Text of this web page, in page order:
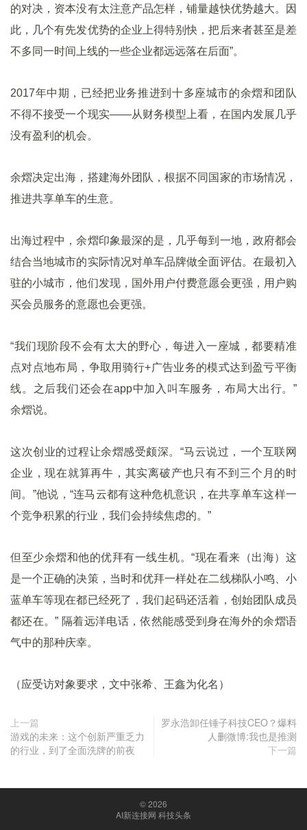
的对决，资本没有太注意产品怎样，铺量越快优势越大。因
此，几个有先发优势的企业上得特别快，把后来者甚至是差
不多同一时间上线的一些企业都远远落在后面”。
2017年中期，已经把业务推进到十多座城市的余熠和团队
不得不接受一个现实——从财务模型上看，在国内发展几乎
没有盈利的机会。
余熠决定出海，搭建海外团队，根据不同国家的市场情况，
推进共享单车的生意。
出海过程中，余熠印象最深的是，几乎每到一地，政府都会
结合当地城市的实际情况对单车品牌做全面评估。在最初入
驻的小城市，他们发现，国外用户付费意愿会更强，用户购
买会员服务的意愿也会更强。
“我们现阶段不会有太大的野心，每进入一座城，都要精准
点对点地布局，争取用骑行+广告业务的模式达到盈亏平衡
线。之后我们还会在app中加入叫车服务，布局大出行。”
余熠说。
这次创业的过程让余熠感受颇深。“马云说过，一个互联网
企业，现在就算再牛，其实离破产也只有不到三个月的时
间。”他说，“连马云都有这种危机意识，在共享单车这样一
个竞争积累的行业，我们会持续焦虑的。”
但至少余熠和他的优拜有一线生机。“现在看来（出海）这
是一个正确的决策，当时和优拜一样处在二线梯队小鸣、小
蓝单车等现在都已经死了，我们起码还活着，创始团队成员
都还在。” 隔着远洋电话，依然能感受到身在海外的余熠语
气中的那种庆幸。
（应受访对象要求，文中张希、王鑫为化名）
上一篇
游戏的未来：这个创新严重乏力
的行业，到了全面洗牌的前夜
罗永浩卸任锤子科技CEO？爆料
人删微博:我也是推测
下一篇
© 2026
AI新连接网 科技头条